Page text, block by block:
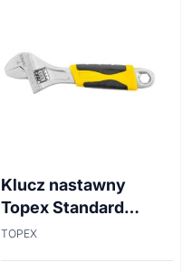
Klucz nastawny
Topex Standard
35D123 250 mm
TOPEX